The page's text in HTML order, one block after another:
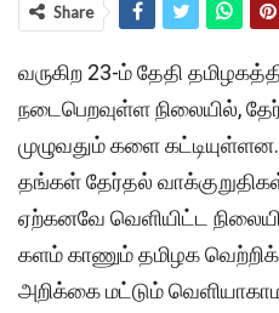
Share
வருகிற 23-ம் தேதி
நடைபெறவுள்ள நிலையில்,
முழுவதும் களை
தங்கள் தேர்தல்
ஏற்கனவே வெளியிட்ட
களம் காணும் தமிழக
அறிக்கை மட்டும்